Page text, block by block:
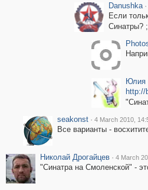
Danushka ·
Если
Синатры?
Юлия
http://
seakonst · 4 March 2010,
Все варианты -
Николай Дрогайцев · 4 March
"Синатра на Смоленской" -